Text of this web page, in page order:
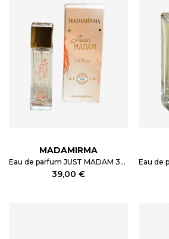
MADAMIRMA
Eau de parfum JUST MADAM 30ml
39,00 €